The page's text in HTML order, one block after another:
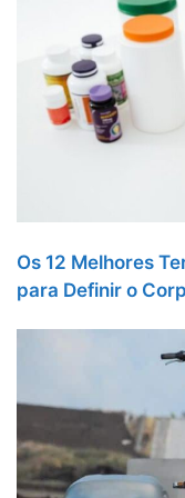
Os 12 Melhores
para Definir o